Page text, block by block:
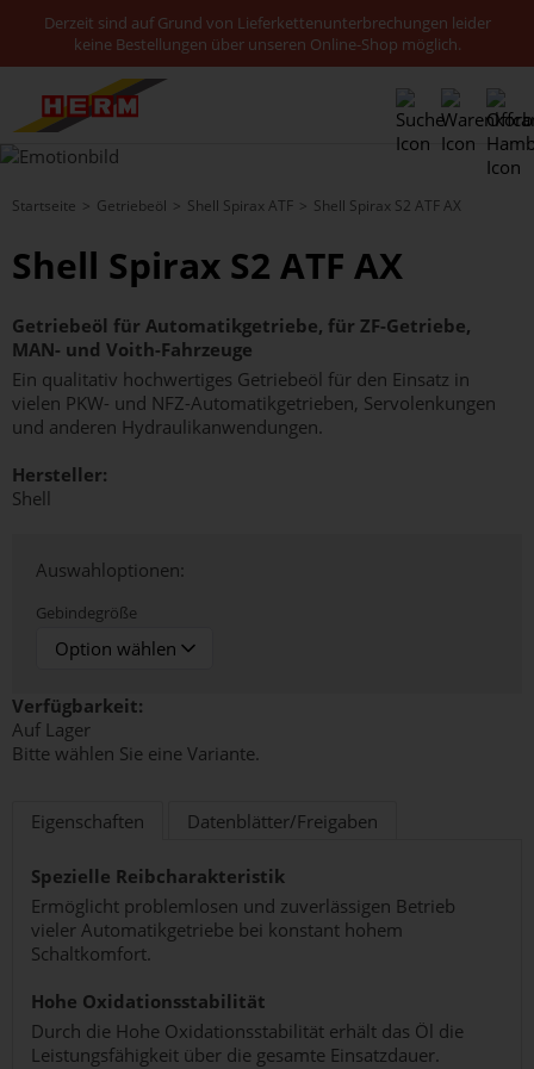
Derzeit sind auf Grund von Lieferkettenunterbrechungen leider
keine Bestellungen über unseren Online-Shop möglich.
Startseite Getriebeöl Shell Spirax ATF Shell Spirax S2 ATF AX
Shell Spirax S2 ATF AX
Getriebeöl für Automatikgetriebe, für ZF-Getriebe,
MAN- und Voith-Fahrzeuge
Ein qualitativ hochwertiges Getriebeöl für den Einsatz in
vielen PKW- und NFZ-Automatikgetrieben, Servolenkungen
und anderen Hydraulikanwendungen.
Hersteller:
Shell
Auswahloptionen:
Gebindegröße
Verfügbarkeit:
Auf Lager
Bitte wählen Sie eine Variante.
Eigenschaften Datenblätter/Freigaben
Spezielle Reibcharakteristik
Ermöglicht problemlosen und zuverlässigen Betrieb
vieler Automatikgetriebe bei konstant hohem
Schaltkomfort.
Hohe Oxidationsstabilität
Durch die Hohe Oxidationsstabilität erhält das Öl die
Leistungsfähigkeit über die gesamte Einsatzdauer.